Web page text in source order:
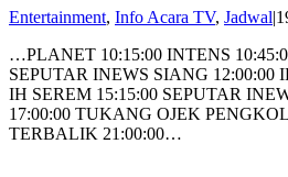
Entertainment, Info Acara TV, Jadwal|
…PLANET 10:15:00 INTENS
SEPUTAR INEWS SIANG 12:00:00
IH SEREM 15:15:00 SEPUTAR
17:00:00 TUKANG OJEK
TERBALIK 21:00:00…